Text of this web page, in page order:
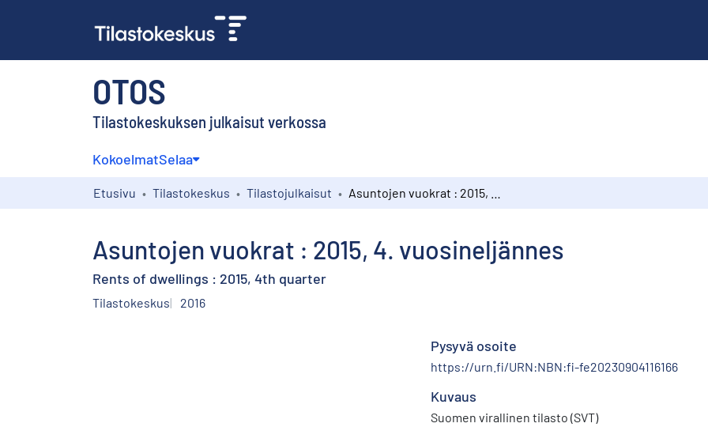
OTOS
Tilastokeskuksen julkaisut verkossa
KokoelmatSelaa
Etusivu Tilastokeskus Tilastojulkaisut
Asuntojen vuokrat : 2015, 4. vuosineljännes
Rents of dwellings : 2015, 4th quarter
Tilastokeskus 2016
Pysyvä osoite
https://urn.fi/URN:NBN:fi-fe20230904116166
Kuvaus
Suomen virallinen tilasto (SVT)